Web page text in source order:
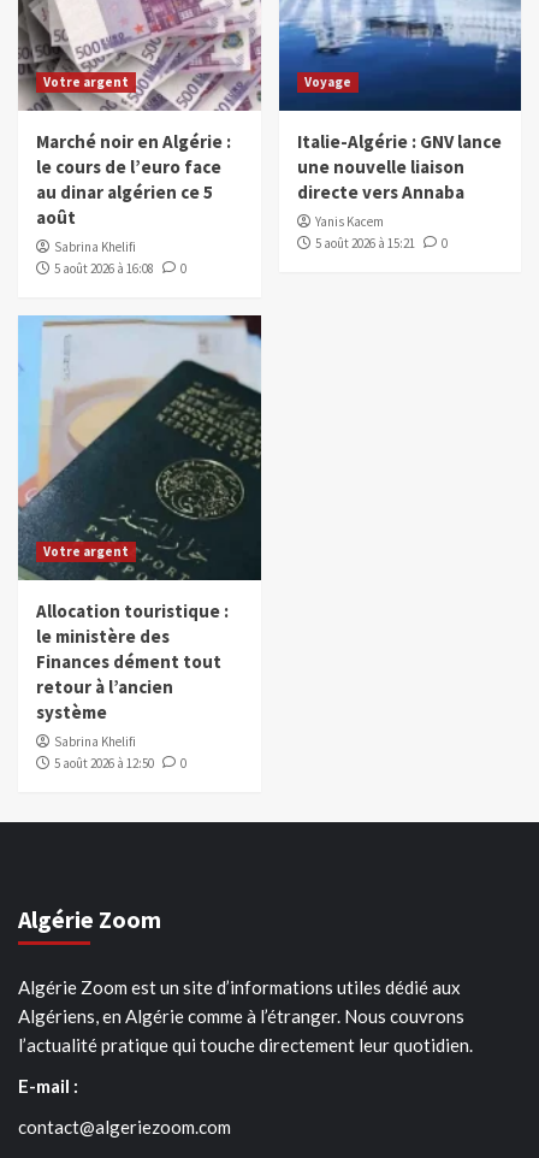
Votre argent
Marché noir en Algérie :
le cours de l’euro face
au dinar algérien ce 5
août
Sabrina Khelifi
5 août 2026 à 16:08
0
Voyage
Italie-Algérie : GNV lance
une nouvelle liaison
directe vers Annaba
Yanis Kacem
5 août 2026 à 15:21
0
Votre argent
Allocation touristique :
le ministère des
Finances dément tout
retour à l’ancien
système
Sabrina Khelifi
5 août 2026 à 12:50
0
Algérie Zoom
Algérie Zoom est un site d’informations utiles dédié aux
Algériens, en Algérie comme à l’étranger. Nous couvrons
l’actualité pratique qui touche directement leur quotidien.
E-mail :
contact@algeriezoom.com